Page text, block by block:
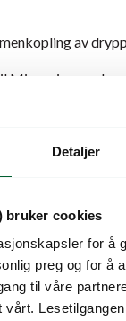
Detaljer
bruker cookies
for å
preg og for å
til våre
vårt.
av
Micropipes-anlegg.
på